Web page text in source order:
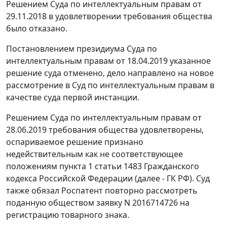
Решением Суда по интеллектуальным правам от
29.11.2018 в удовлетворении требования общества
было отказано.
Постановлением президиума Суда по
интеллектуальным правам от 18.04.2019 указанное
решение суда отменено, дело направлено на новое
рассмотрение в Суд по интеллектуальным правам в
качестве суда первой инстанции.
Решением Суда по интеллектуальным правам от
28.06.2019 требования общества удовлетворены,
оспариваемое решение признано
недействительным как не соответствующее
положениям пункта 1 статьи 1483 Гражданского
кодекса Российской Федерации (далее - ГК РФ). Суд
также обязал Роспатент повторно рассмотреть
поданную обществом заявку N 2016714726 на
регистрацию товарного знака.